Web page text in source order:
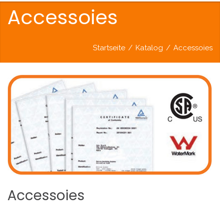
Accessoies
Startseite / Katalog / Accessoies
Accessoies